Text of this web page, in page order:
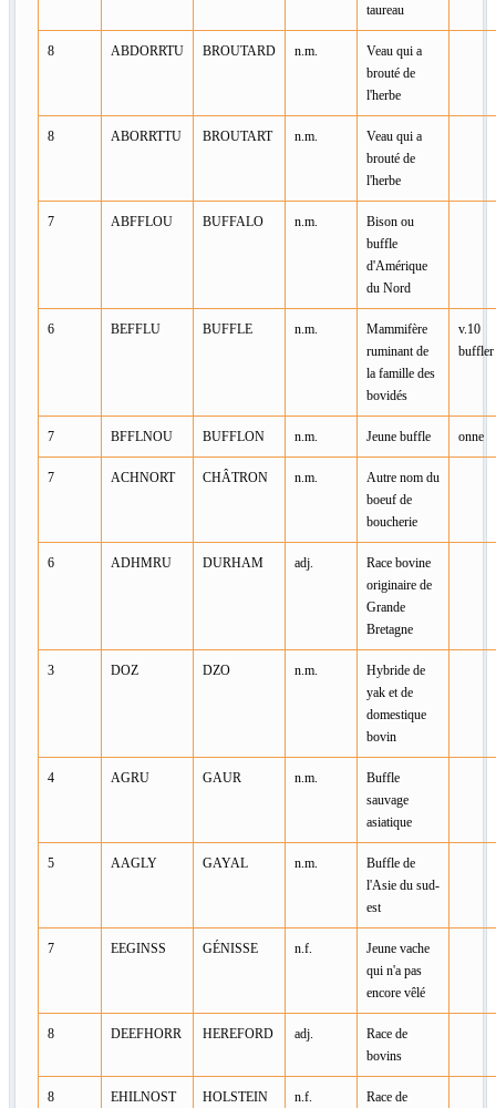
taureau
8 ABDORRTU BROUTARD n.m.
Veau qui a
brouté de
l'herbe
8 ABORRTTU BROUTART n.m.
Veau qui a
brouté de
l'herbe
7 ABFFLOU BUFFALO n.m.
Bison ou
buffle
d'Amérique
du Nord
6 BEFFLU BUFFLE n.m.
Mammifère
ruminant de
la famille des
bovidés
v.10
buffler
7 BFFLNOU BUFFLON n.m. Jeune buffle onne
7 ACHNORT CHÂTRON n.m.
Autre nom du
boeuf de
boucherie
6 ADHMRU DURHAM adj.
Race bovine
originaire de
Grande
Bretagne
3 DOZ DZO n.m.
Hybride de
yak et de
domestique
bovin
4 AGRU GAUR n.m.
Buffle
sauvage
asiatique
5 AAGLY GAYAL n.m.
Buffle de
l'Asie du sud-
est
7 EEGINSS GÉNISSE n.f.
Jeune vache
qui n'a pas
encore vêlé
8 DEEFHORR HEREFORD adj.
Race de
bovins
8 EHILNOST HOLSTEIN n.f.
Race de